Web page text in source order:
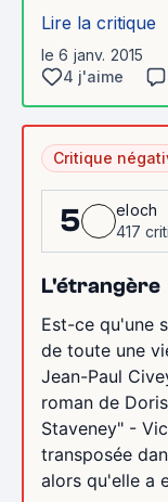
Lire la critique
le 6 janv. 2015
4 j'aime
Critique
5
eloch
417
L'étrangère
Est-ce qu'une
de toute une
Jean-Paul
roman de
Staveney" -
transposée
alors qu'elle a